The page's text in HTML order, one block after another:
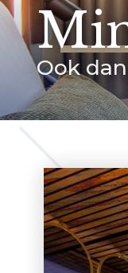
Ook